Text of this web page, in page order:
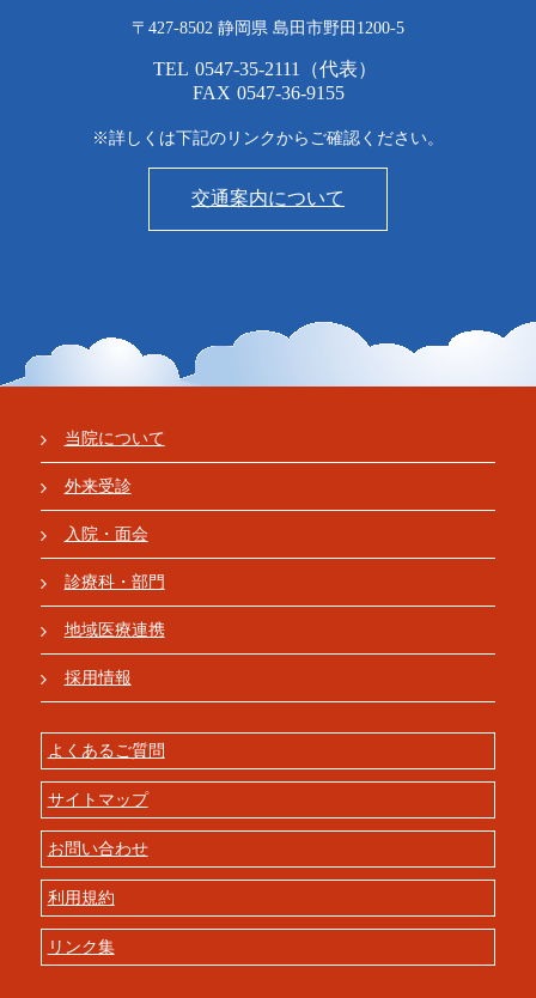
〒427-8502 静岡県 島田市野田1200-5
TEL 0547-35-2111
（代表）
FAX 0547-36-9155
※詳しくは下記のリンクからご確認ください。
交通案内について
当院について
外来受診
入院・面会
診療科・部門
地域医療連携
採用情報
よくあるご質問
サイトマップ
お問い合わせ
利用規約
リンク集